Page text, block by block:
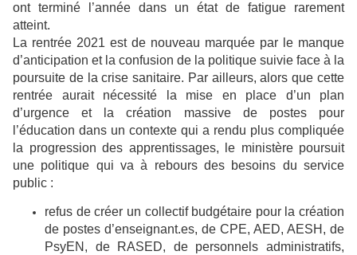
ont terminé l’année dans un état de fatigue rarement
atteint.
La rentrée 2021 est de nouveau marquée par le manque
d’anticipation et la confusion de la politique suivie face à la
poursuite de la crise sanitaire. Par ailleurs, alors que cette
rentrée aurait nécessité la mise en place d’un plan
d’urgence et la création massive de postes pour
l’éducation dans un contexte qui a rendu plus compliquée
la progression des apprentissages, le ministère poursuit
une politique qui va à rebours des besoins du service
public :
refus de créer un collectif budgétaire pour la création
de postes d’enseignant.es, de CPE, AED, AESH, de
PsyEN, de RASED, de personnels administratifs,